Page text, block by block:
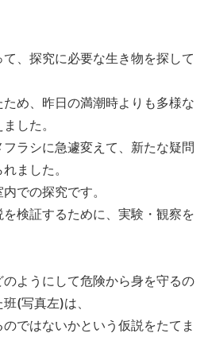
、探究に必要な生き物を探して
め、昨日の満潮時よりも多様な
した。
ラシに急遽変えて、新たな疑問
ました。
での探究です。
検証するために、実験・観察を
ようにして危険から身を守るの
(写真左)は、
ではないかという仮説をたてま